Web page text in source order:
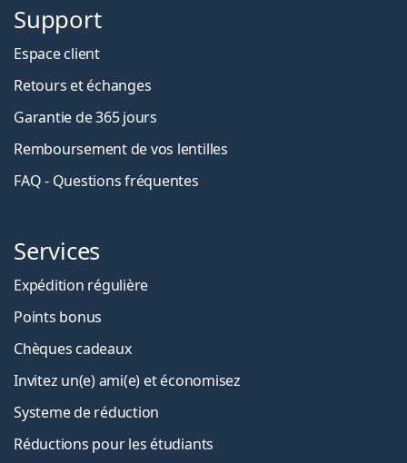
Support
Espace client
Retours et échanges
Garantie de 365 jours
Remboursement de vos lentilles
FAQ - Questions fréquentes
Services
Expédition régulière
Points bonus
Chèques cadeaux
Invitez un(e) ami(e) et économisez
Systeme de réduction
Réductions pour les étudiants